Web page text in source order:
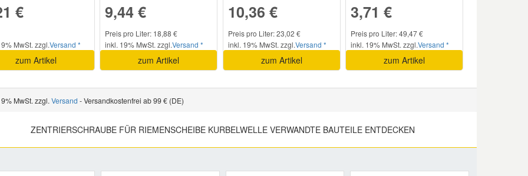
€
MwSt. zzgl.Versand *
zum Artikel
9,44 €
Preis pro Liter: 18,88 €
inkl. 19% MwSt. zzgl.Versand *
zum Artikel
10,36 €
Preis pro Liter: 23,02 €
inkl. 19% MwSt. zzgl.Versand *
zum Artikel
3,71 €
Preis pro Liter: 49,47 €
inkl. 19% MwSt. zzgl.Versand *
zum Artikel
MwSt. zzgl. Versand - Versandkostenfrei ab 99 € (DE)
ZENTRIERSCHRAUBE FÜR RIEMENSCHEIBE KURBELWELLE VERWANDTE BAUTEILE ENTDECKEN